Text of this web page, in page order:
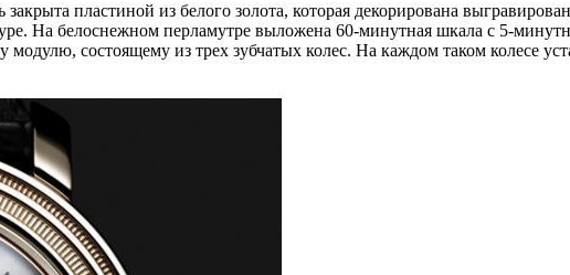
пластиной из белого золота, которая декорирована
На белоснежном перламутре выложена 60-минутная шкала с 5-
модулю, состоящему из трех зубчатых колес. На каждом таком колесе